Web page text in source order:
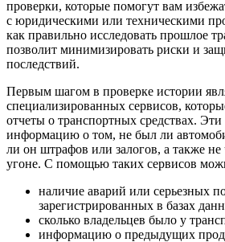
проверки, которые помогут вам
с юридическими или техническими
как правильно исследовать прошлое
позволит минимизировать риски и
последствий.
Первым шагом в проверке истории
специализированных сервисов,
отчеты о транспортных средствах.
информацию о том, не был ли
ли он штрафов или залогов, а также не
угоне. С помощью таких сервисов
наличие аварий или серьезных
зарегистрированных в базах
сколько владельцев было у
информацию о предыдущих